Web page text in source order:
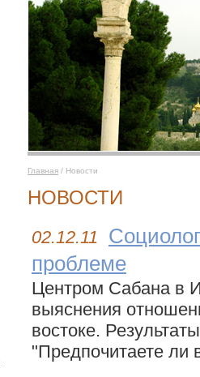
Главная / Новости
НОВОСТИ
02.12.11
проблеме
Центром Сабана в
выяснения
востоке.
"Предпочитаете ли